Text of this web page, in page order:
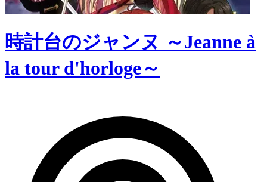
時計台のジャンヌ ～Jeanne à
la tour d'horloge～